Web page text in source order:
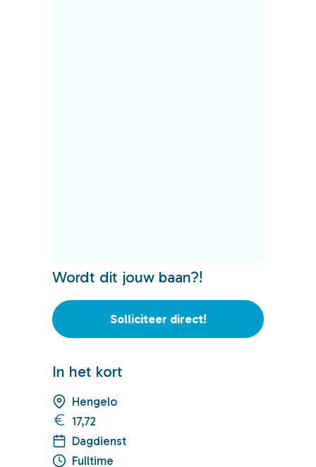
Wordt dit jouw baan?!
Solliciteer direct!
In het kort
Hengelo
17,72
Dagdienst
Fulltime